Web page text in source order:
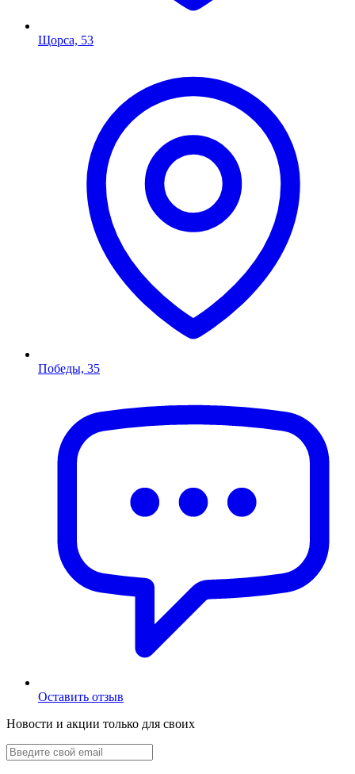
Щорса, 53
Победы, 35
Оставить отзыв
Новости и акции только для своих